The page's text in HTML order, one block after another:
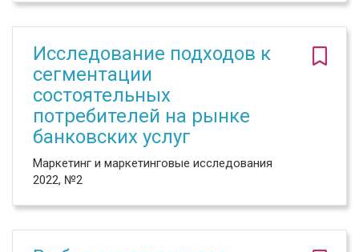
Исследование подходов к
сегментации
состоятельных
потребителей на рынке
банковских услуг
Маркетинг и маркетинговые исследования
2022, №2